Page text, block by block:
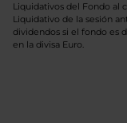
Liquidativos del Fondo al
Liquidativo de la sesión
dividendos si el fondo es
en la divisa Euro.